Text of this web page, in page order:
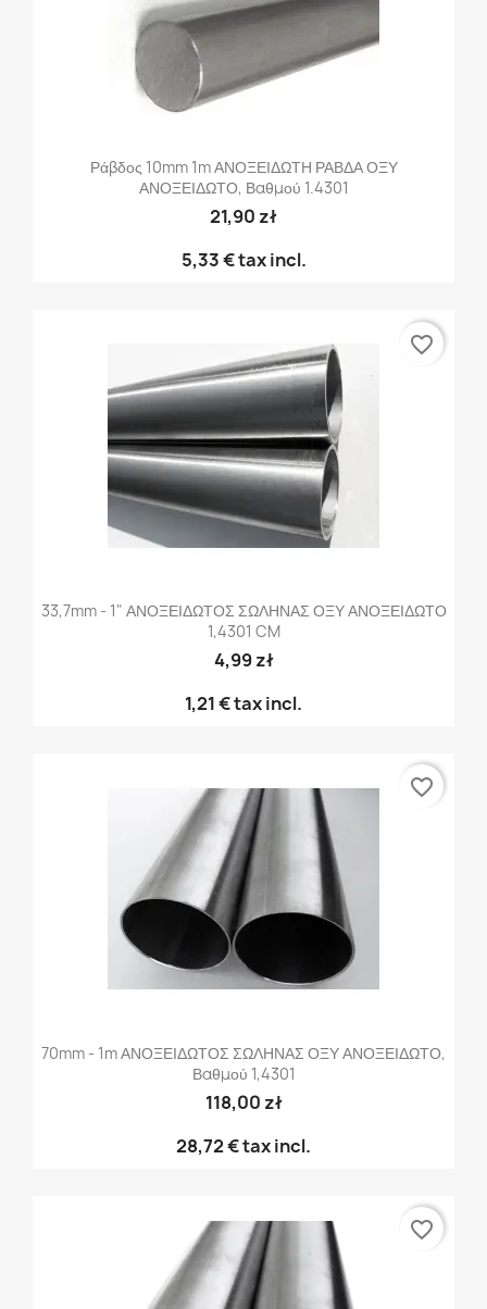
Ράβδος 10mm 1m ΑΝΟΞΕΙΔΩΤΗ ΡΑΒΔΑ ΟΞΥ
ΑΝΟΞΕΙΔΩΤΟ, Βαθμού 1.4301
21,90 zł
5,33 €tax incl.
33,7mm - 1" ΑΝΟΞΕΙΔΩΤΟΣ ΣΩΛΗΝΑΣ ΟΞΥ ΑΝΟΞΕΙΔΩΤΟ
1,4301 CM
4,99 zł
1,21 €tax incl.
favorite_border
70mm - 1m ΑΝΟΞΕΙΔΩΤΟΣ ΣΩΛΗΝΑΣ ΟΞΥ ΑΝΟΞΕΙΔΩΤΟ,
Βαθμού 1,4301
118,00 zł
28,72 €tax incl.
favorite_border
favorite_border